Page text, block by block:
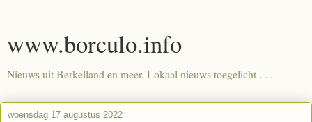
www.borculo.info
Nieuws uit Berkelland en meer. Lokaal nieuws toegelicht . . .
woensdag 17 augustus 2022